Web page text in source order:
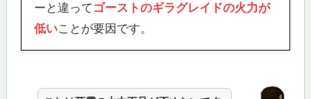
ーと違って ゴーストのギラグレイドの火力が
低いことが要因です。